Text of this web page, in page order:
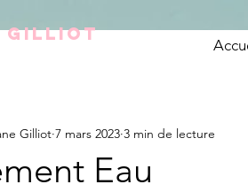
Eau
Gilliot 7 mars 2023 3 min de lecture